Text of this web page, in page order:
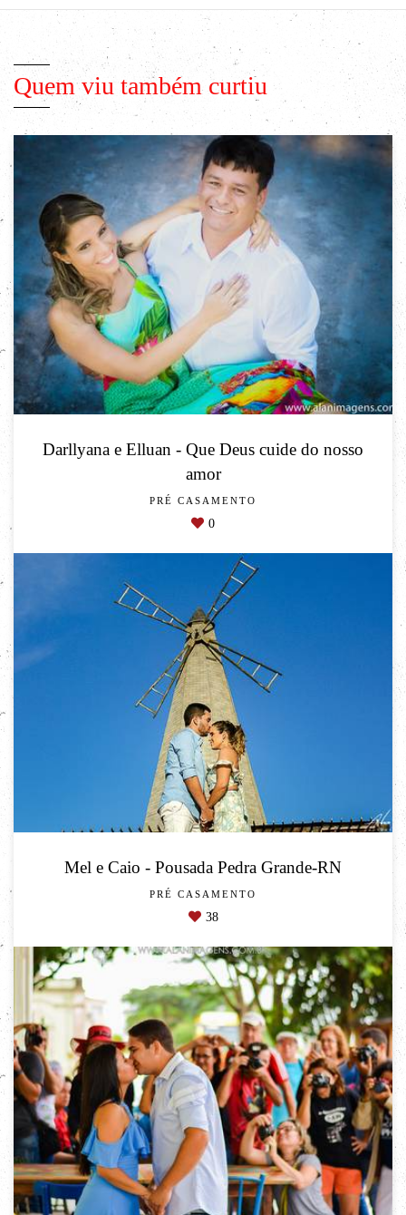
Quem viu também curtiu
Darllyana e Elluan - Que Deus cuide do nosso
amor
PRÉ CASAMENTO
0
Mel e Caio - Pousada Pedra Grande-RN
PRÉ CASAMENTO
38